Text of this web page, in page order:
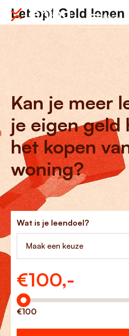
Menu
Kan je meer
je eigen geld
het kopen
woning?
Wat is je leendoel?
Maak een keuze
€100,-
Hoeveel wilt u lenen?
€100